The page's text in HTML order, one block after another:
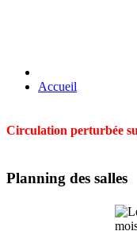
Accueil
Circulation perturbée
Planning des salles